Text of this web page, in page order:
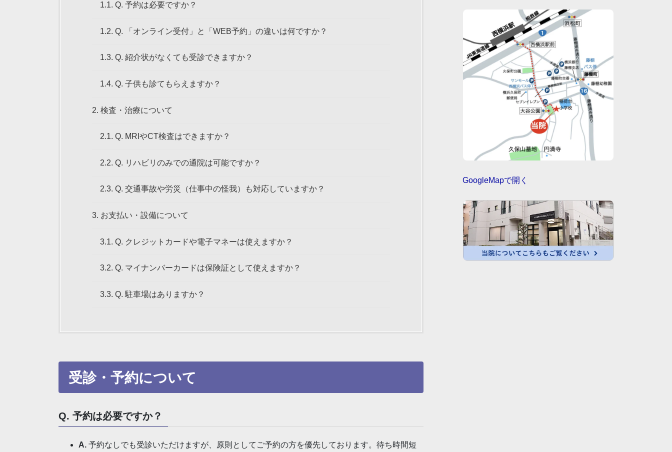
1.1. Q. 予約は必要ですか？
1.2. Q. 「オンライン受付」と「WEB予約」の違いは何ですか？
1.3. Q. 紹介状がなくても受診できますか？
1.4. Q. 子供も診てもらえますか？
2. 検査・治療について
2.1. Q. MRIやCT検査はできますか？
2.2. Q. リハビリのみでの通院は可能ですか？
2.3. Q. 交通事故や労災（仕事中の怪我）も対応していますか？
3. お支払い・設備について
3.1. Q. クレジットカードや電子マネーは使えますか？
3.2. Q. マイナンバーカードは保険証として使えますか？
3.3. Q. 駐車場はありますか？
受診・予約について
Q. 予約は必要ですか？
A. 予約なしでも受診いただけますが、原則としてご予約の方を優先しております。待ち時間短
GoogleMapで開く